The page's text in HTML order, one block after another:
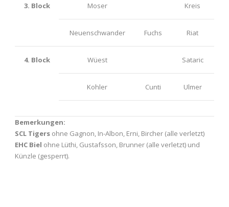
3. Block Moser Kreis
Neuenschwander Fuchs Riat
4. Block Wüest Sataric
Kohler Cunti Ulmer
Bemerkungen:
SCL Tigers ohne Gagnon, In-Albon, Erni, Bircher (alle verletzt)
EHC Biel ohne Lüthi, Gustafsson, Brunner (alle verletzt) und
Künzle (gesperrt).